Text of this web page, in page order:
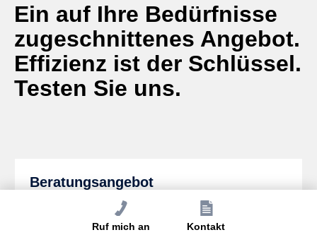
Ein auf Ihre Bedürfnisse
zugeschnittenes Angebot.
Effizienz ist der Schlüssel.
Testen Sie uns.
Beratungsangebot
Ein nicht standardmäßiges Angebot an
Kommunikations- und
Ruf mich an Kontakt